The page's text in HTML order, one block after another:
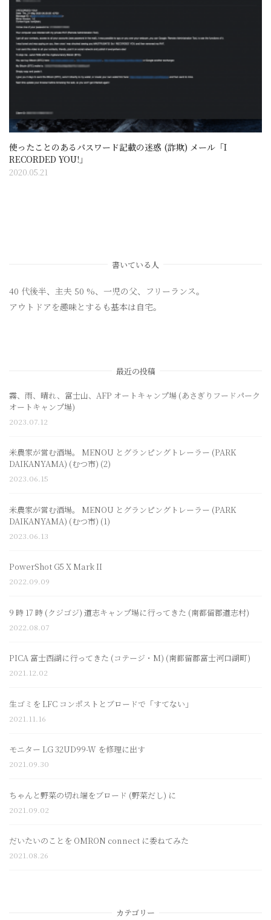
使ったことのあるパスワード記載の迷惑 (詐欺) メール「I
RECORDED YOU!」
2020.05.21
書いている人
40 代後半、主夫 50 %、一児の父、フリーランス。
アウトドアを趣味とするも基本は自宅。
最近の投稿
霧、雨、晴れ、富士山、AFP オートキャンプ場 (あさぎりフードパーク
オートキャンプ場)
2023.07.12
米農家が営む酒場。 MENOU とグランピングトレーラー (PARK
DAIKANYAMA) (むつ市) (2)
2023.06.15
米農家が営む酒場。 MENOU とグランピングトレーラー (PARK
DAIKANYAMA) (むつ市) (1)
2023.06.13
PowerShot G5 X Mark II
2022.09.09
9 時 17 時 (クジゴジ) 道志キャンプ場に行ってきた (南都留郡道志村)
2022.08.07
PICA 富士西湖に行ってきた (コテージ・M) (南都留郡富士河口湖町)
2021.12.02
生ゴミを LFC コンポストとブロードで「すてない」
2021.11.16
モニター LG 32UD99-W を修理に出す
2021.09.30
ちゃんと野菜の切れ端をブロード (野菜だし) に
2021.09.02
だいたいのことを OMRON connect に委ねてみた
2021.08.26
カテゴリー